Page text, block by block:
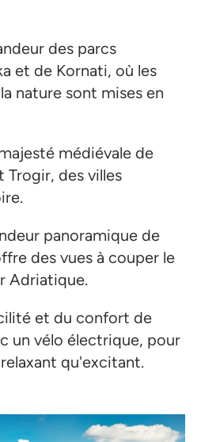
des parcs
et de Kornati, où les
nature sont mises en
médiévale de
Trogir, des villes
panoramique de
des vues à couper le
Adriatique.
et du confort de
un vélo électrique, pour
qu'excitant.